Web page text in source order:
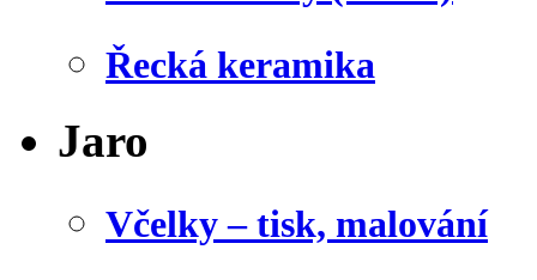
Řecká keramika
Jaro
Včelky – tisk, malování